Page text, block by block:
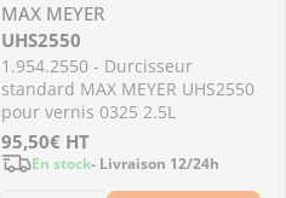
MAX MEYER
UHS2550
1.954.2550 - Durcisseur
standard MAX MEYER UHS2550
pour vernis 0325 2.5L
Prix
95,50€ HT
En stock- Livraison 12/24h